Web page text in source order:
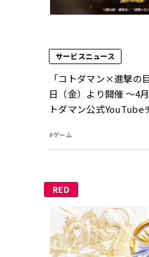
サービスニュース
「コトダマン×進撃の
日（金）より開催 〜4
トダマン公式YouTube
#ゲーム
RED